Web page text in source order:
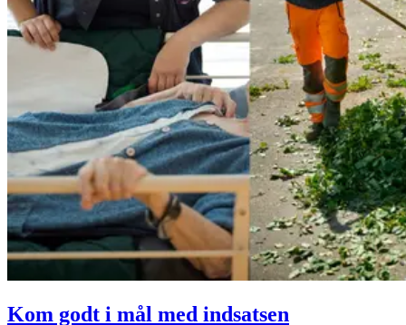
Kom godt i mål med indsatsen